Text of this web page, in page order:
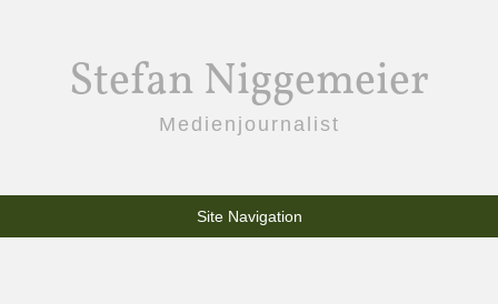
Stefan Niggemeier
Medienjournalist
Site Navigation